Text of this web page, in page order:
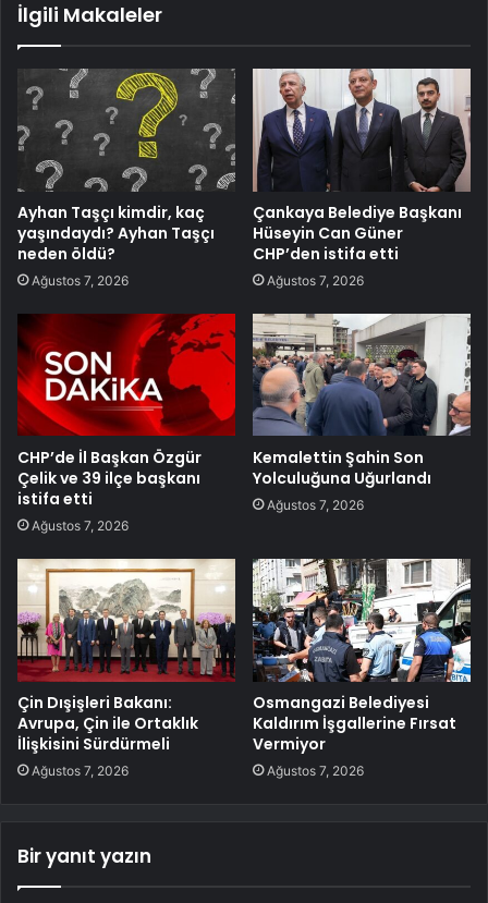
İlgili Makaleler
Ayhan Taşçı kimdir, kaç
yaşındaydı? Ayhan Taşçı
neden öldü?
Ağustos 7, 2026
Çankaya Belediye Başkanı
Hüseyin Can Güner
CHP’den istifa etti
Ağustos 7, 2026
CHP’de İl Başkan Özgür
Çelik ve 39 ilçe başkanı
istifa etti
Ağustos 7, 2026
Kemalettin Şahin Son
Yolculuğuna Uğurlandı
Ağustos 7, 2026
Çin Dışişleri Bakanı:
Avrupa, Çin ile Ortaklık
İlişkisini Sürdürmeli
Ağustos 7, 2026
Osmangazi Belediyesi
Kaldırım İşgallerine Fırsat
Vermiyor
Ağustos 7, 2026
Bir yanıt yazın